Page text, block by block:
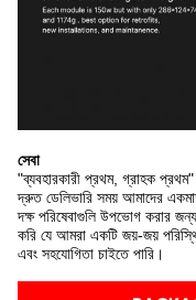
সেবা
"ব্যবহারকারী প্রথম, গ্রাহক প্রথম"
দ্রুত ডেলিভারি সময় আমাদের
দক্ষ পরিষেবাগুলি উপভোগ করার
করি যে আমরা একটি জয়-জয়
এবং সহযোগিতা চাইতে পারি।